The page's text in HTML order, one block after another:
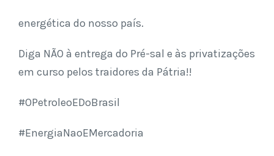
energética do nosso país.
Diga NÃO à entrega do Pré-sal e às privatizações
em curso pelos traidores da Pátria!!
#OPetroleoEDoBrasil
#EnergiaNaoEMercadoria